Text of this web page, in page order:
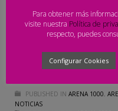
Las finales infantiles y
segunda jornada del
Facebook
Twitter
Email
PUBLISHED IN ARENA 1000,
NOTICIAS
Para obtener más
visite nuestra Política de
respecto, puedes
Configurar Cookies